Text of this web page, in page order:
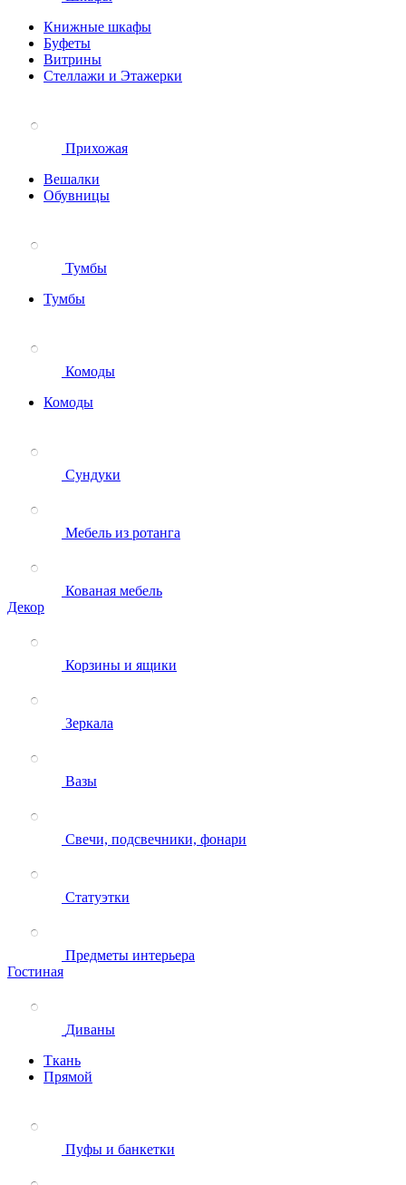
Книжные шкафы
Буфеты
Витрины
Стеллажи и Этажерки
Прихожая
Вешалки
Обувницы
Тумбы
Тумбы
Комоды
Комоды
Сундуки
Мебель из ротанга
Кованая мебель
Декор
Корзины и ящики
Зеркала
Вазы
Свечи, подсвечники, фонари
Статуэтки
Предметы интерьера
Гостиная
Диваны
Ткань
Прямой
Пуфы и банкетки